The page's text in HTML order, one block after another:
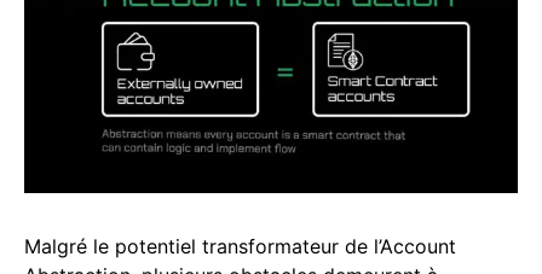
Malgré le potentiel transformateur de l’Account